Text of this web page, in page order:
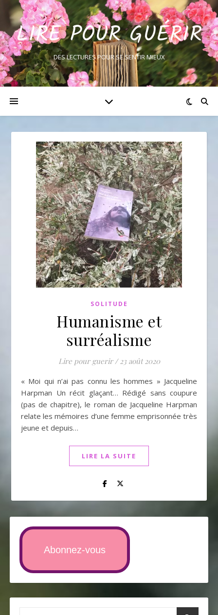
LIRE POUR GUÉRIR
DES LECTURES POUR SE SENTIR MIEUX
SOLITUDE
Humanisme et
surréalisme
Lire pour guerir / 23 août 2020
« Moi qui n’ai pas connu les hommes » Jacqueline
Harpman Un récit glaçant… Rédigé sans coupure
(pas de chapitre), le roman de Jacqueline Harpman
relate les mémoires d’une femme emprisonnée très
jeune et depuis…
LIRE LA SUITE
Abonnez-vous